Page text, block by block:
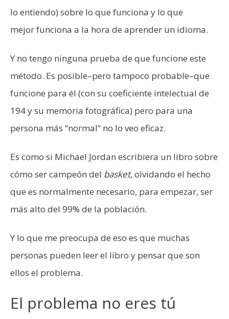
lo entiendo) sobre lo que funciona y lo que
mejor funciona a la hora de aprender un idioma.
Y no tengo ninguna prueba de que funcione este
método. Es posible–pero tampoco probable–que
funcione para él (con su coeficiente intelectual de
194 y su memoria fotográfica) pero para una
persona más “normal” no lo veo eficaz.
Es como si Michael Jordan escribiera un libro sobre
cómo ser campeón del basket, olvidando el hecho
que es normalmente necesario, para empezar, ser
más alto del 99% de la población.
Y lo que me preocupa de eso es que muchas
personas pueden leer el libro y pensar que son
ellos el problema.
El problema no eres tú